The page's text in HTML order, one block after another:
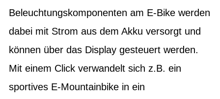
Beleuchtungskomponenten am E-Bike werden
dabei mit Strom aus dem Akku versorgt und
können über das Display gesteuert werden.
Mit einem Click verwandelt sich z.B. ein
sportives E-Mountainbike in ein